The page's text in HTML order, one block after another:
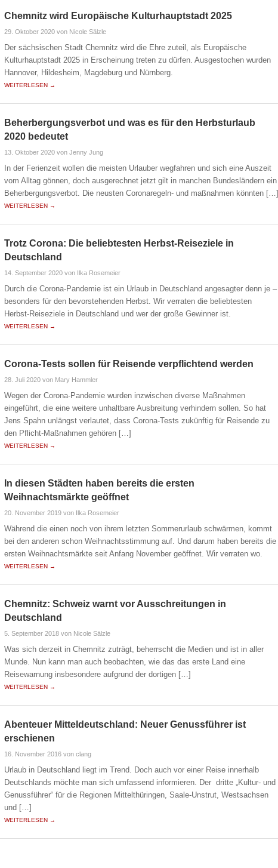
Chemnitz wird Europäische Kulturhauptstadt 2025
29. Oktober 2020 von Nicole Sälzle
Der sächsischen Stadt Chemnitz wird die Ehre zuteil, als Europäische
Kulturhauptstadt 2025 in Erscheinung treten zu dürfen. Ausgestochen wurden
Hannover, Hildesheim, Magdeburg und Nürnberg.
WEITERLESEN →
Beherbergungsverbot und was es für den Herbsturlaub
2020 bedeutet
13. Oktober 2020 von Jenny Jung
In der Ferienzeit wollen die meisten Urlauber wegfahren und sich eine Auszeit
vom Alltag gönnen, doch ausgerechnet jetzt gilt in manchen Bundesländern ein
Beherbergungsverbot. Die neusten Coronaregeln- und maßnahmen könnten […]
WEITERLESEN →
Trotz Corona: Die beliebtesten Herbst-Reiseziele in
Deutschland
14. September 2020 von Ilka Rosemeier
Durch die Corona-Pandemie ist ein Urlaub in Deutschland angesagter denn je –
besonders für den bevorstehenden Herbst. Wir verraten die beliebtesten
Herbst-Reiseziele in Deutschland und wer der große Gewinner ist.
WEITERLESEN →
Corona-Tests sollen für Reisende verpflichtend werden
28. Juli 2020 von Mary Hammler
Wegen der Corona-Pandemie wurden inzwischen diverse Maßnahmen
eingeführt, die eine weitere unhaltbare Ausbreitung verhindern sollen. So hat
Jens Spahn unlängst verlautet, dass Corona-Tests zukünftig für Reisende zu
den Pflicht-Maßnahmen gehören […]
WEITERLESEN →
In diesen Städten haben bereits die ersten
Weihnachtsmärkte geöffnet
20. November 2019 von Ilka Rosemeier
Während die einen noch von ihrem letzten Sommerurlaub schwärmen, kommt
bei den anderen schon Weihnachtsstimmung auf. Und darum haben bereits die
ersten Weihnachtsmärkte seit Anfang November geöffnet. Wir verraten wo.
WEITERLESEN →
Chemnitz: Schweiz warnt vor Ausschreitungen in
Deutschland
5. September 2018 von Nicole Sälzle
Was sich derzeit in Chemnitz zuträgt, beherrscht die Medien und ist in aller
Munde. Nun kann man auch beobachten, wie das das erste Land eine
Reisewarnung insbesondere aufgrund der dortigen […]
WEITERLESEN →
Abenteuer Mitteldeutschland: Neuer Genussführer ist
erschienen
16. November 2016 von clang
Urlaub in Deutschland liegt im Trend. Doch auch vor einer Reise innerhalb
Deutschlands möchte man sich umfassend informieren. Der dritte „Kultur- und
Genussführer“ für die Regionen Mittelthüringen, Saale-Unstrut, Westsachsen
und […]
WEITERLESEN →